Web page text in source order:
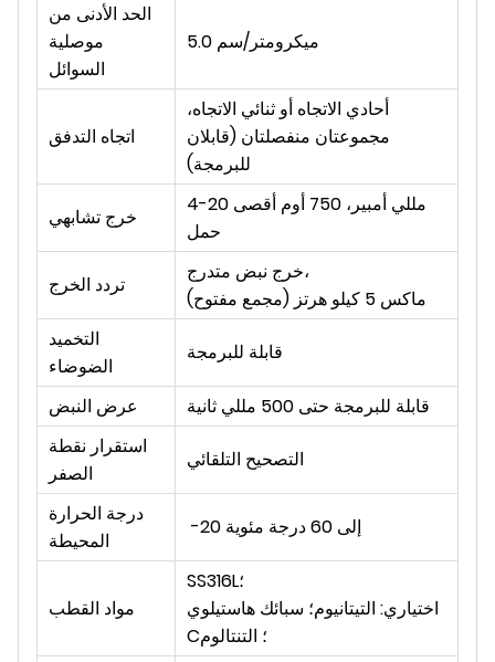
الحد الأدنى من
موصلية
السوائل
5.0 ميكرومتر/سم
اتجاه التدفق
أحادي الاتجاه أو ثنائي الاتجاه،
مجموعتان منفصلتان (قابلان
للبرمجة)
خرج تشابهي
4-20 مللي أمبير، 750 أوم أقصى
حمل
تردد الخرج
خرج نبض متدرج،
(مجمع مفتوح) ماكس 5 كيلو هرتز
التخميد
الضوضاء
قابلة للبرمجة
عرض النبض
قابلة للبرمجة حتى 500 مللي ثانية
استقرار نقطة
الصفر
التصحيح التلقائي
درجة الحرارة
المحيطة
-20 إلى 60 درجة مئوية
مواد القطب
SS316L؛
اختياري: التيتانيوم؛ سبائك هاستيلوي
C؛ التنتالوم